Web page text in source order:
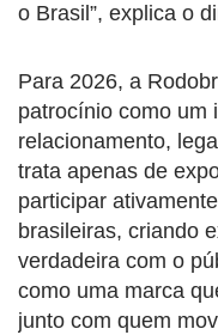
o Brasil”, explica o
Para 2026, a
patrocínio como um
relacionamento,
trata apenas de
participar
brasileiras, criando
verdadeira com o
como uma marca
junto com quem